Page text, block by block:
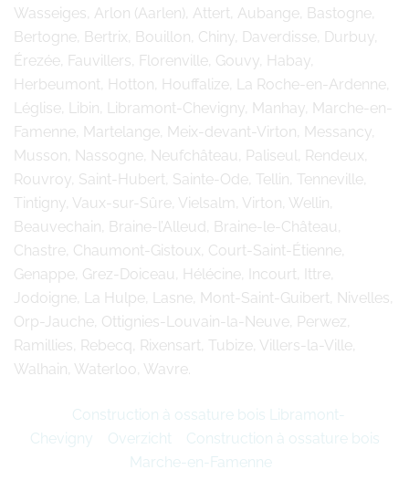
Wasseiges, Arlon (Aarlen), Attert, Aubange, Bastogne,
Bertogne, Bertrix, Bouillon, Chiny, Daverdisse, Durbuy,
Érezée, Fauvillers, Florenville, Gouvy, Habay,
Herbeumont, Hotton, Houffalize, La Roche-en-Ardenne,
Léglise, Libin, Libramont-Chevigny, Manhay, Marche-en-
Famenne, Martelange, Meix-devant-Virton, Messancy,
Musson, Nassogne, Neufchâteau, Paliseul, Rendeux,
Rouvroy, Saint-Hubert, Sainte-Ode, Tellin, Tenneville,
Tintigny, Vaux-sur-Sûre, Vielsalm, Virton, Wellin,
Beauvechain, Braine-l’Alleud, Braine-le-Château,
Chastre, Chaumont-Gistoux, Court-Saint-Étienne,
Genappe, Grez-Doiceau, Hélécine, Incourt, Ittre,
Jodoigne, La Hulpe, Lasne, Mont-Saint-Guibert, Nivelles,
Orp-Jauche, Ottignies-Louvain-la-Neuve, Perwez,
Ramillies, Rebecq, Rixensart, Tubize, Villers-la-Ville,
Walhain, Waterloo, Wavre.
Construction à ossature bois Libramont-
Chevigny
Overzicht
Construction à ossature bois
Marche-en-Famenne